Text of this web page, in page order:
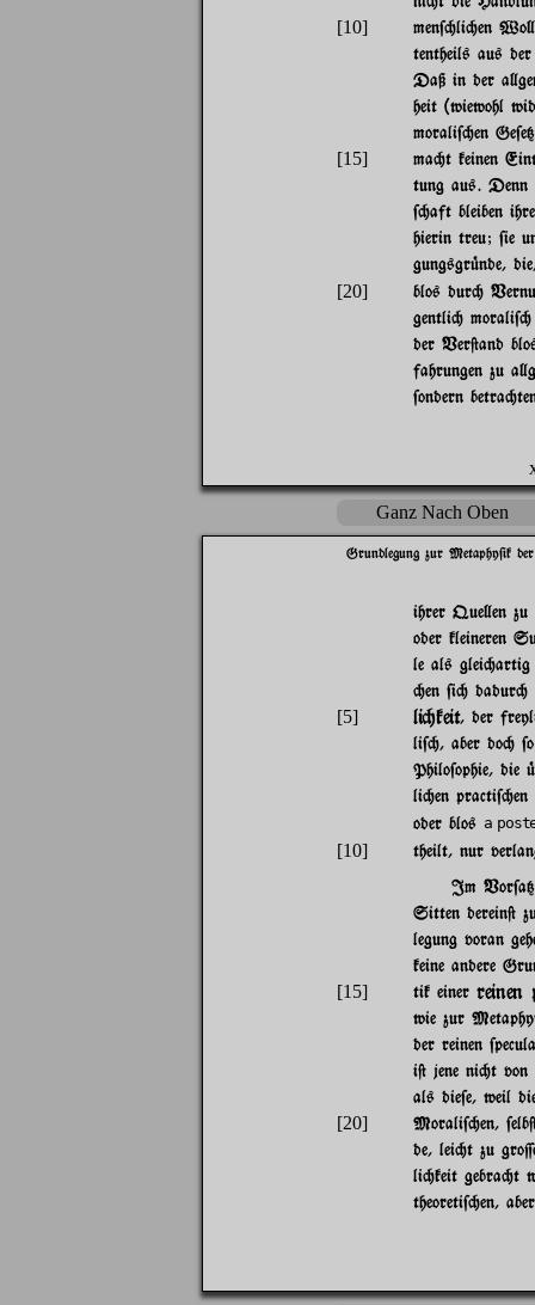
[10]
men$"li"en
tentheils aus
Daß in der
heit (wiewohl
morali$"en
[15]
ma"t keinen
tung aus. Denn
$"aft bleiben
hierin treu; $ie
gungsgr|nde,
[20]
blos dur"
gentli" morali$"
der Ver@and
fahrungen zu
$ondern
Ganz Nach Oben
Grundlegung zur Metaphy$ik
ihrer Que}en
oder kleineren
le als glei"artig
"en $i" dadur"
[5] li"keit, der
li$", aber do"
Philo$ophie, die
li"en
oder blos a
[10]
theilt, nur
Im
Sitten derein@
legung voran
keine andere
[15] tik einer reinen
wie zur
der reinen
i@ jene ni"t von
als die$e, weil
[20]
Morali$"en,
de, lei"t zu
li"keit gebra"t
theoreti$"en,